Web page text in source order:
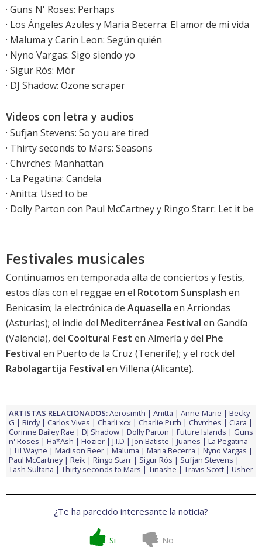
· Guns N' Roses: Perhaps
· Los Ángeles Azules y Maria Becerra: El amor de mi vida
· Maluma y Carin Leon: Según quién
· Nyno Vargas: Sigo siendo yo
· Sigur Rós: Mór
· DJ Shadow: Ozone scraper
Videos con letra y audios
· Sufjan Stevens: So you are tired
· Thirty seconds to Mars: Seasons
· Chvrches: Manhattan
· La Pegatina: Candela
· Anitta: Used to be
· Dolly Parton con Paul McCartney y Ringo Starr: Let it be
Festivales musicales
Continuamos en temporada alta de conciertos y festis,
estos días con el reggae en el Rototom Sunsplash en
Benicasim; la electrónica de Aquasella en Arriondas
(Asturias); el indie del Mediterránea Festival en Gandía
(Valencia), del Cooltural Fest en Almería y del Phe
Festival en Puerto de la Cruz (Tenerife); y el rock del
Rabolagartija Festival en Villena (Alicante).
ARTISTAS RELACIONADOS:Aerosmith Anitta Anne-Marie
Becky
G
Birdy Carlos Vives Charli xcx Charlie Puth Chvrches
Ciara
Corinne Bailey Rae
DJ Shadow Dolly Parton Future Islands
Guns
n' Roses
Ha*Ash Hozier J.I.D Jon Batiste Juanes
La Pegatina
Lil Wayne
Madison Beer Maluma Maria Becerra
Nyno Vargas
Paul McCartney
Reik Ringo Starr Sigur Rós
Sufjan Stevens
Tash Sultana
Thirty seconds to Mars Tinashe Travis Scott Usher
¿Te ha parecido interesante la noticia?
Si No